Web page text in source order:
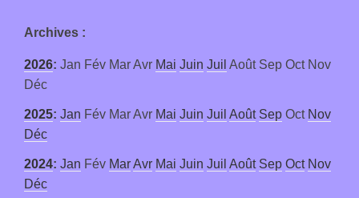
Archives :
2026: Jan Fév MarAvr Mai Juin Juil Août Sep Oct Nov
Déc
2025: Jan Fév MarAvr Mai Juin Juil Août Sep Oct Nov
Déc
2024: Jan Fév MarAvr Mai Juin Juil Août Sep Oct Nov
Déc